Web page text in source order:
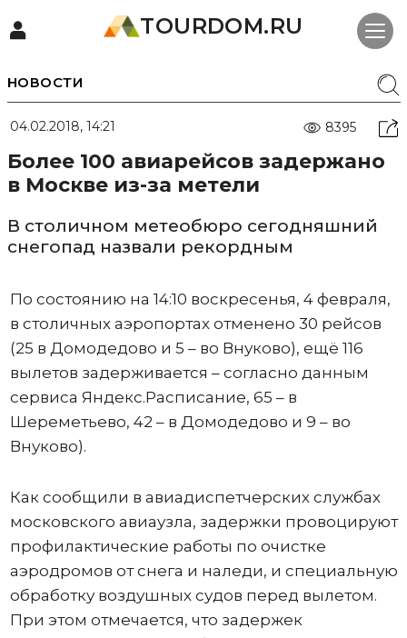
TOURDOM.RU
НОВОСТИ
04.02.2018, 14:21 8395
Более 100 авиарейсов задержано
в Москве из-за метели
В столичном метеобюро сегодняшний
снегопад назвали рекордным
По состоянию на 14:10 воскресенья, 4 февраля,
в столичных аэропортах отменено 30 рейсов
(25 в Домодедово и 5 – во Внуково), ещё 116
вылетов задерживается – согласно данным
сервиса Яндекс.Расписание, 65 – в
Шереметьево, 42 – в Домодедово и 9 – во
Внуково).
Как сообщили в авиадиспетчерских службах
московского авиаузла, задержки провоцируют
профилактические работы по очистке
аэродромов от снега и наледи, и специальную
обработку воздушных судов перед вылетом.
При этом отмечается, что задержек